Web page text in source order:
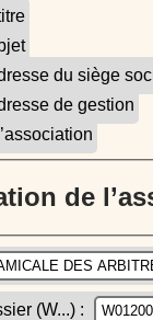
du siège
de gestion
de
(W...) :